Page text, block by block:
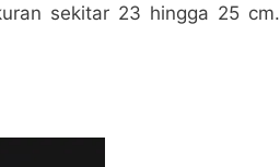
sekitar 23 hingga 25 cm.